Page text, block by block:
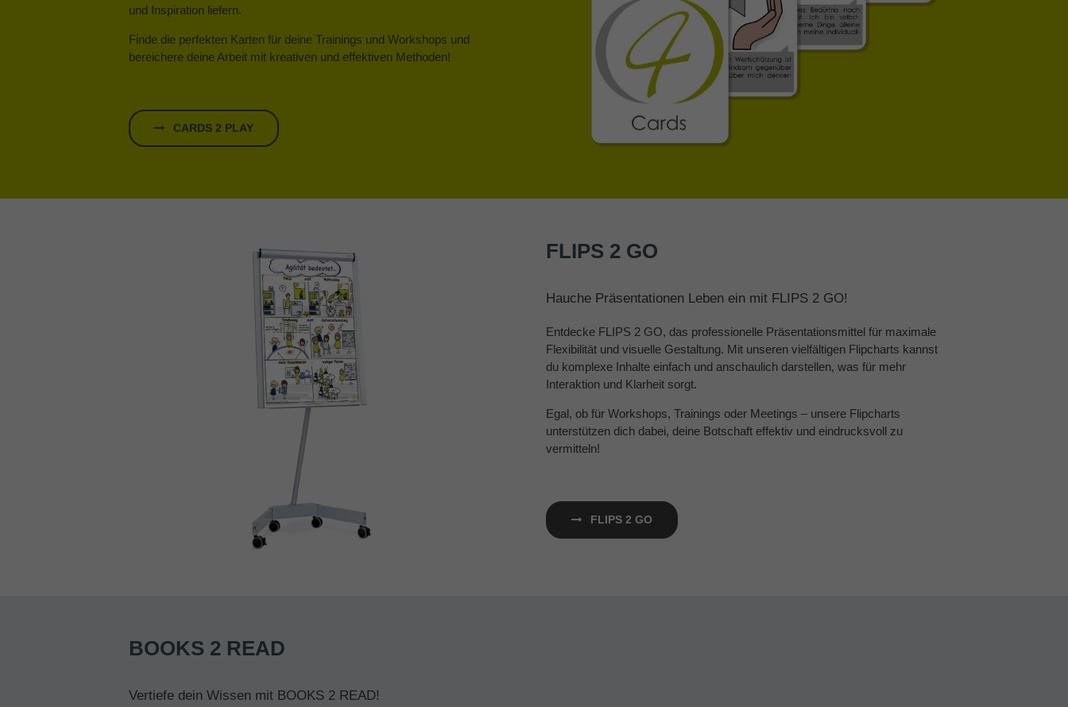
und Inspiration liefern.
Finde die perfekten Karten für deine Trainings und Workshops und
bereichere deine Arbeit mit kreativen und effektiven Methoden!
CARDS 2 PLAY
FLIPS 2 GO
Hauche Präsentationen Leben ein mit FLIPS 2 GO!
Entdecke FLIPS 2 GO, das professionelle Präsentationsmittel für maximale
Flexibilität und visuelle Gestaltung. Mit unseren vielfältigen Flipcharts kannst
du komplexe Inhalte einfach und anschaulich darstellen, was für mehr
Interaktion und Klarheit sorgt.
Egal, ob für Workshops, Trainings oder Meetings – unsere Flipcharts
unterstützen dich dabei, deine Botschaft effektiv und eindrucksvoll zu
vermitteln!
FLIPS 2 GO
BOOKS 2 READ
Vertiefe dein Wissen mit BOOKS 2 READ!